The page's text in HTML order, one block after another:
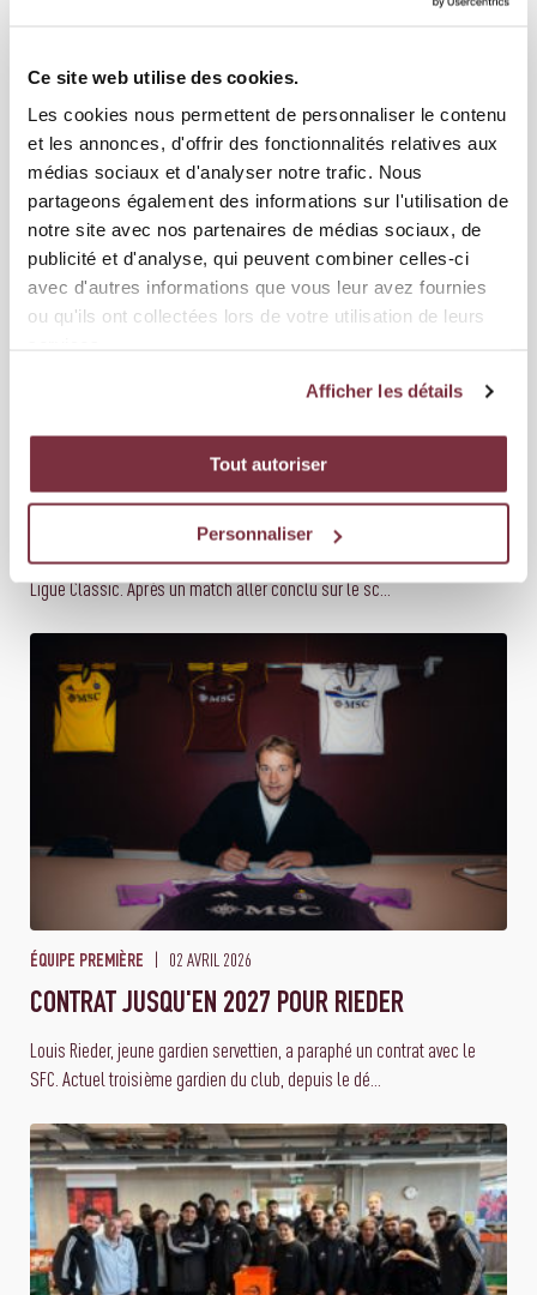
Ce site web utilise des cookies.
Les cookies nous permettent de personnaliser le contenu
et les annonces, d'offrir des fonctionnalités relatives aux
médias sociaux et d'analyser notre trafic. Nous
partageons également des informations sur l'utilisation de
notre site avec nos partenaires de médias sociaux, de
publicité et d'analyse, qui peuvent combiner celles-ci
avec d'autres informations que vous leur avez fournies
ou qu'ils ont collectées lors de votre utilisation de leurs
Afficher les détails
Tout autoriser
Personnaliser
ACADÉMIE 04 JUIN 2026
SERVETTE FC M21 – AC TAVERNE : SAMEDI 6
JUIN À 17H À BALEXERT
Les M21 du SFC disputent actuellement les finales de promotion de1e
Ligue Classic. Après un match aller conclu sur le sc...
ÉQUIPE PREMIÈRE 02 AVRIL 2026
CONTRAT JUSQU'EN 2027 POUR RIEDER
Louis Rieder, jeune gardien servettien, a paraphé un contrat avec le
SFC. Actuel troisième gardien du club, depuis le dé...